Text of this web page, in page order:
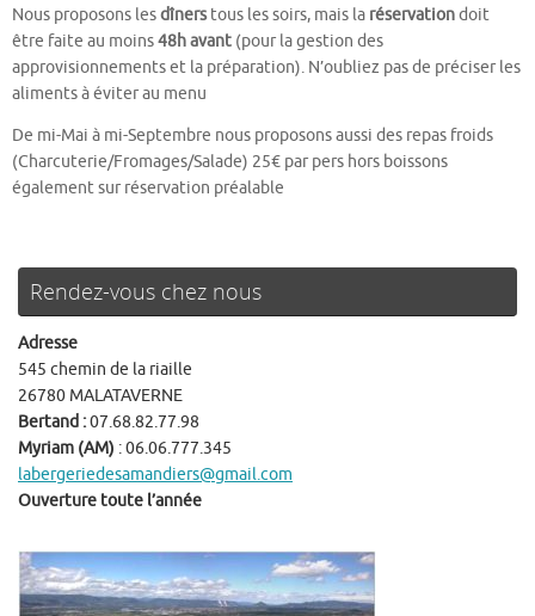
Nous proposons lesdînerstous les soirs, mais la réservationdoit
être faite au moins48h avant (pour la gestion des
approvisionnements et la préparation). N’oubliez pas de préciser les
aliments à éviter au menu
De mi-Mai à mi-Septembre nous proposons aussi des repas froids
(Charcuterie/Fromages/Salade) 25€ par pers hors boissons
également sur réservation préalable
Rendez-vous chez nous
Adresse
545 chemin de la riaille
26780 MALATAVERNE
Bertand :07.68.82.77.98
Myriam (AM) : 06.06.777.345
labergeriedesamandiers@gmail.com
Ouverture toute l’année